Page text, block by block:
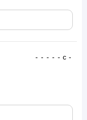
- - - - - с -